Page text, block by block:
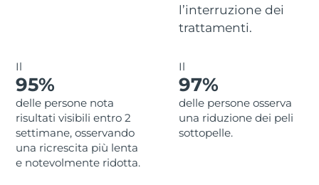
l’interruzione dei
trattamenti.
Il
95%
delle persone nota
risultati visibili entro 2
settimane, osservando
una ricrescita più lenta
e notevolmente ridotta.
Il
97%
delle persone osserva
una riduzione dei peli
sottopelle.
Consegna stimata
Lituania
Lussemburgo Consegna stimata
RAS di Macao Consegna stimata8/11/26
Malaysia